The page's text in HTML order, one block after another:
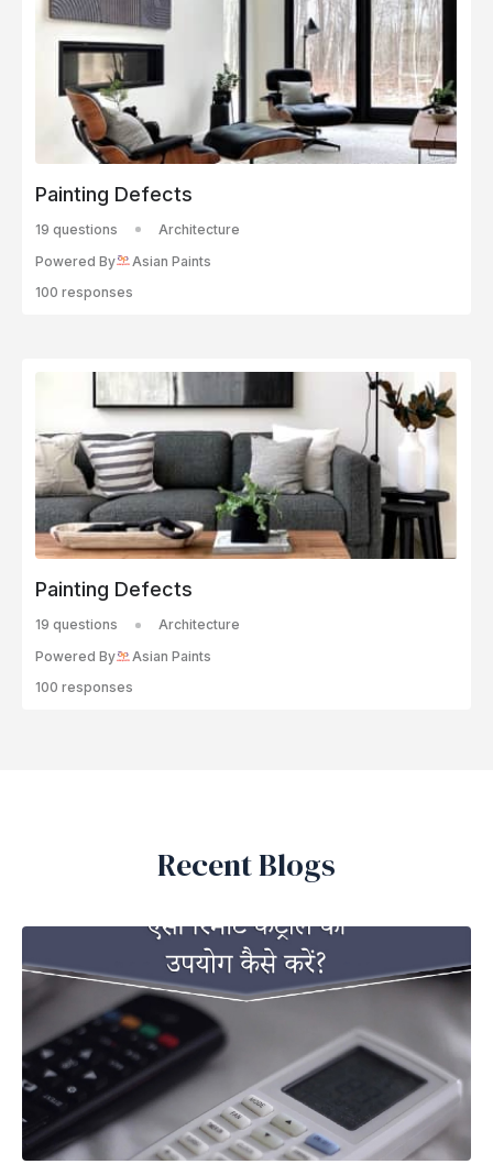
Painting Defects
19 questions
Architecture
Powered By
Asian Paints
100 responses
Painting Defects
19 questions
Architecture
Powered By
Asian Paints
100 responses
Recent Blogs